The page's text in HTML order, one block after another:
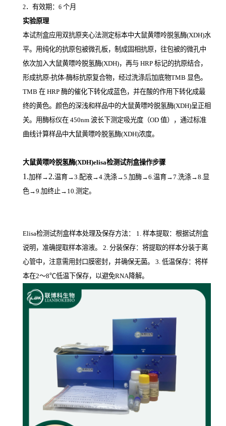
2．有效期： 6 个月
实验原理
本试剂盒应用双抗原夹心法测定标本中大鼠黄嘌呤脱氢酶(XDH)水
平。用纯化的抗原包被微孔板，制成固相抗原，往包被的微孔中
依次加入大鼠黄嘌呤脱氢酶(XDH)，再与 HRP 标记的抗原结合，
形成抗原-抗体-酶标抗原复合物，经过洗涤后加底物TMB 显色。
TMB 在 HRP 酶的催化下转化成蓝色，并在酸的作用下转化成最
终的黄色。颜色的深浅和样品中的大鼠黄嘌呤脱氢酶(XDH)呈正相
关。用酶标仪在 450nm 波长下测定吸光度（OD 值），通过标准
曲线计算样品中大鼠黄嘌呤脱氢酶(XDH)浓度。
大鼠黄嘌呤脱氢酶(XDH)elisa检测试剂盒操作步骤
1.加样→ 2.温育→3.配液→4.洗涤→5.加酶→6.温育→7.洗涤→8.显
色→9.加终止→10.测定。
Elisa检测试剂盒样本处理及保存方法： 1. 样本提取：根据试剂盒
说明，准确提取样本溶液。 2. 分装保存：将提取的样本分装于离
心管中，注意需用封口膜密封，并确保无菌。 3. 低温保存：将样
本在2～8℃低温下保存，以避免RNA降解。